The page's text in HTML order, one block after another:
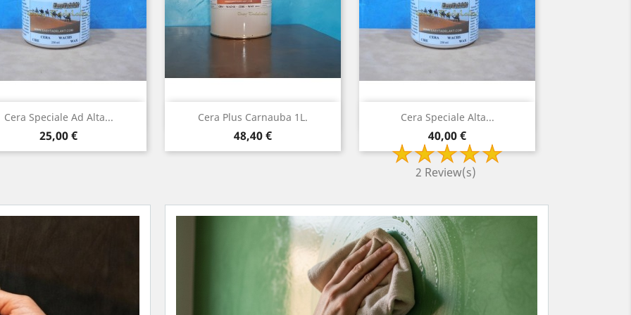
Cera Speciale Ad Alta...
Prezzo
25,00 €
Visualizzazione rapida Cera Plus Carnauba 1L.
Prezzo
48,40 €
Visualizzazione rapida Cera Speciale Alta...
Prezzo
40,00 €
2 Review(s)
Visualizzazione rapida